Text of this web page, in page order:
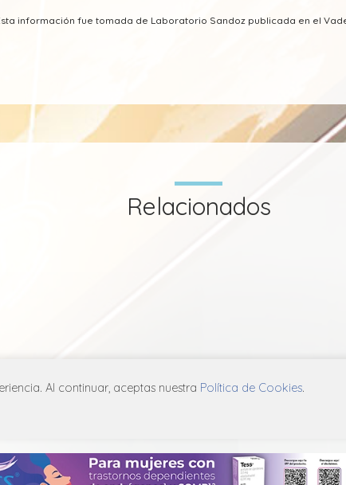
información fue tomada de Laboratorio Sandoz publicada en el
Relacionados
Al continuar, aceptas nuestra Política de Cookies.